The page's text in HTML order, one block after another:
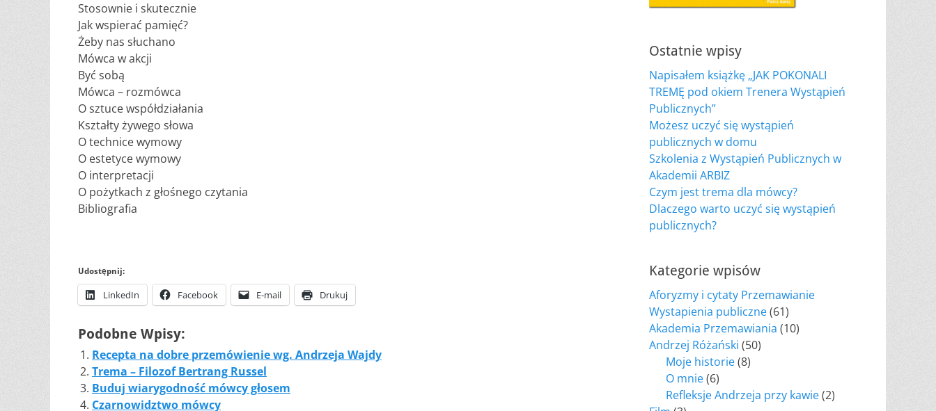
Stosownie i skutecznie
Jak wspierać pamięć?
Żeby nas słuchano
Mówca w akcji
Być sobą
Mówca – rozmówca
O sztuce współdziałania
Kształty żywego słowa
O technice wymowy
O estetyce wymowy
O interpretacji
O pożytkach z głośnego czytania
Bibliografia
Udostępnij:
LinkedIn Facebook E-mail Drukuj
Podobne Wpisy:
Recepta na dobre przemówienie wg. Andrzeja Wajdy
Trema – Filozof Bertrang Russel
Buduj wiarygodność mówcy głosem
Czarnowidztwo mówcy
Ostatnie wpisy
Napisałem książkę „JAK POKONALI
TREMĘ pod okiem Trenera Wystąpień
Publicznych”
Możesz uczyć się wystąpień
publicznych w domu
Szkolenia z Wystąpień Publicznych w
Akademii ARBIZ
Czym jest trema dla mówcy?
Dlaczego warto uczyć się wystąpień
publicznych?
Kategorie wpisów
Aforyzmy i cytaty Przemawianie
Wystapienia publiczne(61)
Akademia Przemawiania (10)
Andrzej Różański (50)
Moje historie(8)
O mnie(6)
Refleksje Andrzeja przy kawie(2)